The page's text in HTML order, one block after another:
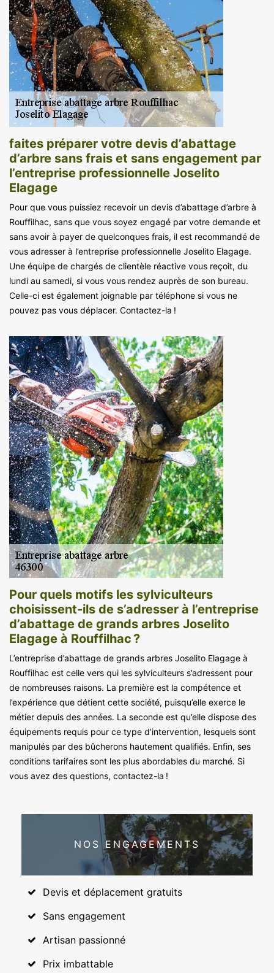
faites préparer votre devis d’abattage
d’arbre sans frais et sans engagement par
l’entreprise professionnelle Joselito
Elagage
Pour que vous puissiez recevoir un devis d’abattage d’arbre à
Rouffilhac, sans que vous soyez engagé par votre demande et
sans avoir à payer de quelconques frais, il est recommandé de
vous adresser à l’entreprise professionnelle Joselito Elagage.
Une équipe de chargés de clientèle réactive vous reçoit, du
lundi au samedi, si vous vous rendez auprès de son bureau.
Celle-ci est également joignable par téléphone si vous ne
pouvez pas vous déplacer. Contactez-la !
Pour quels motifs les sylviculteurs
choisissent-ils de s’adresser à l’entreprise
d’abattage de grands arbres Joselito
Elagage à Rouffilhac ?
L’entreprise d’abattage de grands arbres Joselito Elagage à
Rouffilhac est celle vers qui les sylviculteurs s’adressent pour
de nombreuses raisons. La première est la compétence et
l’expérience que détient cette société, puisqu’elle exerce le
métier depuis des années. La seconde est qu’elle dispose des
équipements requis pour ce type d’intervention, lesquels sont
manipulés par des bûcherons hautement qualifiés. Enfin, ses
conditions tarifaires sont les plus abordables du marché. Si
vous avez des questions, contactez-la !
NOS ENGAGEMENTS
Devis et déplacement gratuits
Sans engagement
Artisan passionné
Prix imbattable